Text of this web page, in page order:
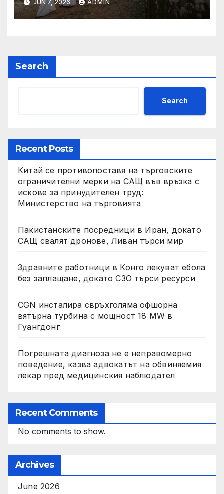
търси ресурси
JUN 7, 2026 ADMIN
Search
Search
Recent Posts
Китай се противопоставя на търговските
ограничителни мерки на САЩ във връзка с
искове за принудителен труд:
Министерство на търговията
Пакистанските посредници в Иран, докато
САЩ свалят дронове, Ливан търси мир
Здравните работници в Конго лекуват ебола
без заплащане, докато СЗО търси ресурси
CGN инсталира свръхголяма офшорна
вятърна турбина с мощност 18 MW в
Гуангдонг
Погрешната диагноза не е неправомерно
поведение, казва адвокатът на обвиняемия
лекар пред медицинския наблюдател
Recent Comments
No comments to show.
Archives
June 2026